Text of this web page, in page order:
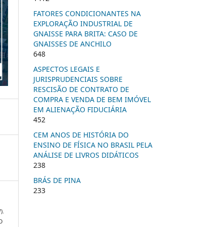
FATORES CONDICIONANTES NA
EXPLORAÇÃO INDUSTRIAL DE
GNAISSE PARA BRITA: CASO DE
GNAISSES DE ANCHILO
648
ASPECTOS LEGAIS E
JURISPRUDENCIAIS SOBRE
RESCISÃO DE CONTRATO DE
COMPRA E VENDA DE BEM IMÓVEL
EM ALIENAÇÃO FIDUCIÁRIA
452
CEM ANOS DE HISTÓRIA DO
ENSINO DE FÍSICA NO BRASIL PELA
ANÁLISE DE LIVROS DIDÁTICOS
238
BRÁS DE PINA
233